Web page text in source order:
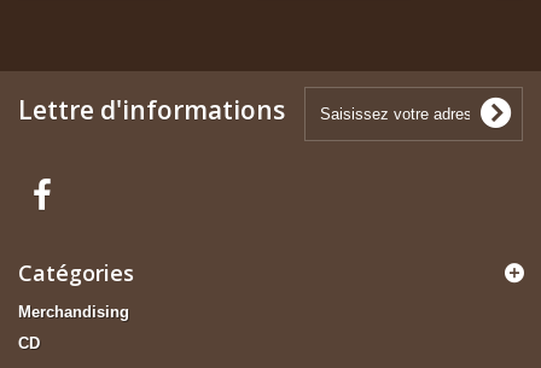
Lettre d'informations
Catégories
Merchandising
CD